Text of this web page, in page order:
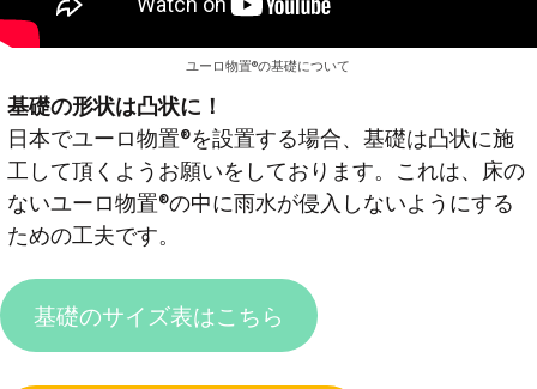
ユーロ物置®︎の基礎について
基礎の形状は凸状に！
日本でユーロ物置®︎を設置する場合、基礎は凸状に施
工して頂くようお願いをしております。これは、床の
ないユーロ物置®︎の中に雨水が侵入しないようにする
ための工夫です。
基礎のサイズ表はこちら